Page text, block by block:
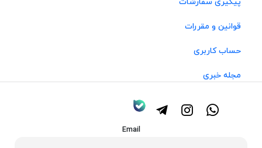
قوانین و مقررات
حساب کاربری
مجله خبری
Email